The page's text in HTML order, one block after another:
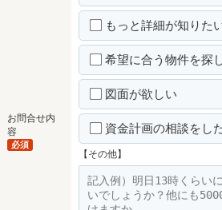
お問合せ内
容
必須
もっと詳細が知りた
希望に合う物件を探
図面が欲しい
資金計画の相談をし
【その他】